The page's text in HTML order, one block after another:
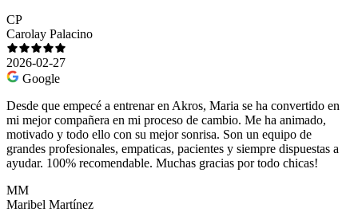
CP
Carolay Palacino
2026-02-27
Google
Desde que empecé a entrenar en Akros, Maria se ha convertido en
mi mejor compañera en mi proceso de cambio. Me ha animado,
motivado y todo ello con su mejor sonrisa. Son un equipo de
grandes profesionales, empaticas, pacientes y siempre dispuestas a
ayudar. 100% recomendable. Muchas gracias por todo chicas!
MM
Maribel Martínez